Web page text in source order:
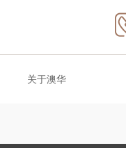
关于澳华